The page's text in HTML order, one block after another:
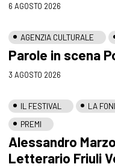
6 AGOSTO 2026
AGENZIA CULTURALE
Parole in scena
3 AGOSTO 2026
IL FESTIVAL LA
PREMI
Alessandro
Letterario Friuli